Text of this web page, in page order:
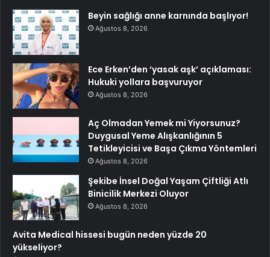
Beyin sağlığı anne karnında başlıyor!
Ağustos 8, 2026
Ece Erken’den ‘yasak aşk’ açıklaması:
Hukuki yollara başvuruyor
Ağustos 8, 2026
Aç Olmadan Yemek mi Yiyorsunuz?
Duygusal Yeme Alışkanlığının 5
Tetikleyicisi ve Başa Çıkma Yöntemleri
Ağustos 8, 2026
Şekibe İnsel Doğal Yaşam Çiftliği Atlı
Binicilik Merkezi Oluyor
Ağustos 8, 2026
Avita Medical hissesi bugün neden yüzde 20
yükseliyor?